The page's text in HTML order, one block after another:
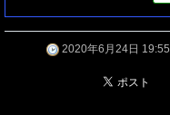
2020年6月24日 19:55